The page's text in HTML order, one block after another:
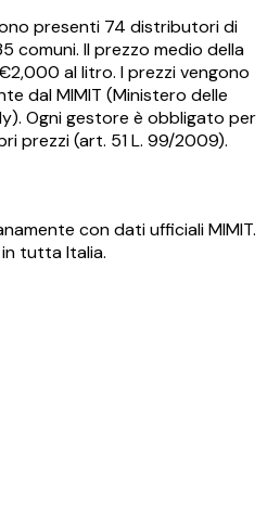
presenti 74 distributori di
comuni. Il prezzo medio della
2,000 al litro. I prezzi vengono
dal MIMIT (Ministero delle
Ogni gestore è obbligato per
prezzi (art. 51 L. 99/2009).
con dati ufficiali MIMIT.
tutta Italia.